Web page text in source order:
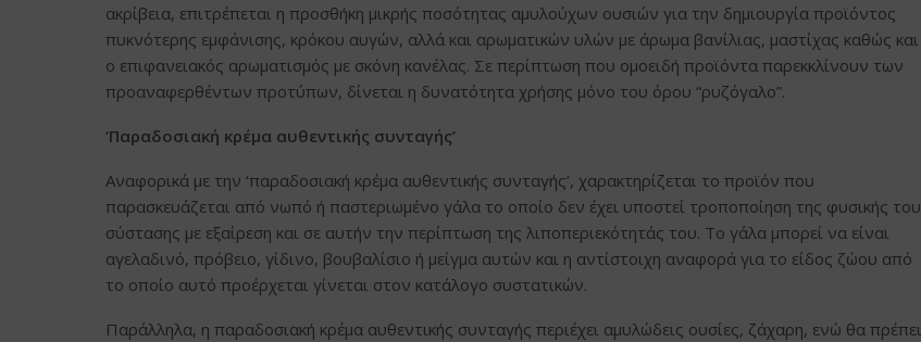
ακρίβεια, επιτρέπεται η προσθήκη μικρής ποσότητας αμυλούχων ουσιών για την δημιουργία προϊόντος
πυκνότερης εμφάνισης, κρόκου αυγών, αλλά και αρωματικών υλών με άρωμα βανίλιας, μαστίχας καθώς και
ο επιφανειακός αρωματισμός με σκόνη κανέλας. Σε περίπτωση που ομοειδή προϊόντα παρεκκλίνουν των
προαναφερθέντων προτύπων, δίνεται η δυνατότητα χρήσης μόνο του όρου “ρυζόγαλο”.
‘Παραδοσιακή κρέμα αυθεντικής συνταγής’
Αναφορικά με την ‘παραδοσιακή κρέμα αυθεντικής συνταγής’, χαρακτηρίζεται το προϊόν που
παρασκευάζεται από νωπό ή παστεριωμένο γάλα το οποίο δεν έχει υποστεί τροποποίηση της φυσικής του
σύστασης με εξαίρεση και σε αυτήν την περίπτωση της λιποπεριεκότητάς του. Το γάλα μπορεί να είναι
αγελαδινό, πρόβειο, γίδινο, βουβαλίσιο ή μείγμα αυτών και η αντίστοιχη αναφορά για το είδος ζώου από
το οποίο αυτό προέρχεται γίνεται στον κατάλογο συστατικών.
Παράλληλα, η παραδοσιακή κρέμα αυθεντικής συνταγής περιέχει αμυλώδεις ουσίες, ζάχαρη, ενώ θα πρέπει